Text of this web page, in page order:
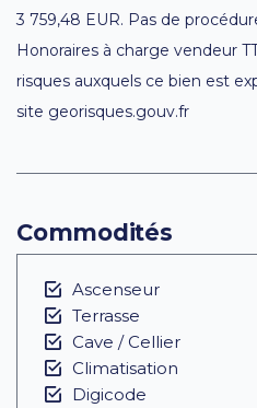
3 759,48 EUR. Pas de
Honoraires à charge vendeur
risques auxquels ce bien est
site georisques.gouv.fr
Commodités
Ascenseur
Terrasse
Cave / Cellier
Climatisation
Digicode